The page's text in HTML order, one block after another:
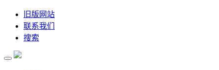
旧版网站
联系我们
搜索